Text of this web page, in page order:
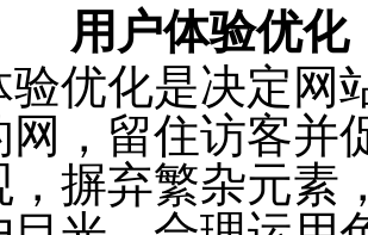
用户体验优化
验优化是决定网
网，留住访客并
，摒弃繁杂元素